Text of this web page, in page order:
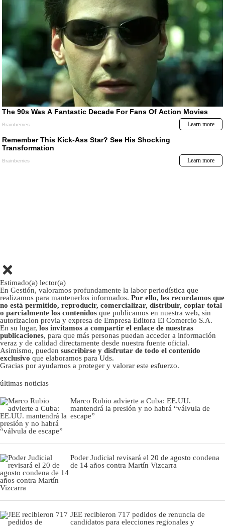
Estimado(a) lector(a)
En Gestión, valoramos profundamente la labor periodística que
realizamos para mantenerlos informados. Por ello, les recordamos que
no está permitido, reproducir, comercializar, distribuir, copiar total
o parcialmente los contenidos que publicamos en nuestra web, sin
autorizacion previa y expresa de Empresa Editora El Comercio S.A.
En su lugar, los invitamos a compartir el enlace de nuestras
publicaciones, para que más personas puedan acceder a información
veraz y de calidad directamente desde nuestra fuente oficial.
Asimismo, pueden suscribirse y disfrutar de todo el contenido
exclusivo que elaboramos para Uds.
Gracias por ayudarnos a proteger y valorar este esfuerzo.
últimas noticias
Marco Rubio advierte a Cuba: EE.UU.
mantendrá la presión y no habrá “válvula de
escape”
Poder Judicial revisará el 20 de agosto condena
de 14 años contra Martín Vizcarra
JEE recibieron 717 pedidos de renuncia de
candidatos para elecciones regionales y